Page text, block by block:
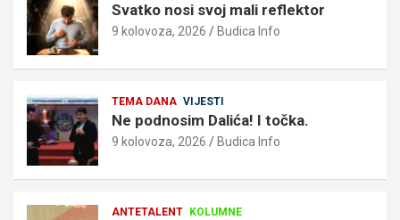
Svatko nosi svoj mali reflektor
9 kolovoza, 2026 Budica Info
TEMA DANA VIJESTI
Ne podnosim Dalića! I točka.
9 kolovoza, 2026 Budica Info
ANTETALENT KOLUMNE